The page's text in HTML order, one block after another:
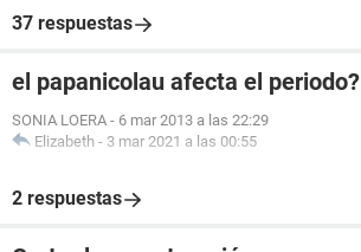
37 respuestas
el papanicolau afecta el periodo?
SONIA LOERA - 6 mar 2013 a las 22:29
Elizabeth - 3 mar 2021 a las 00:55
2 respuestas